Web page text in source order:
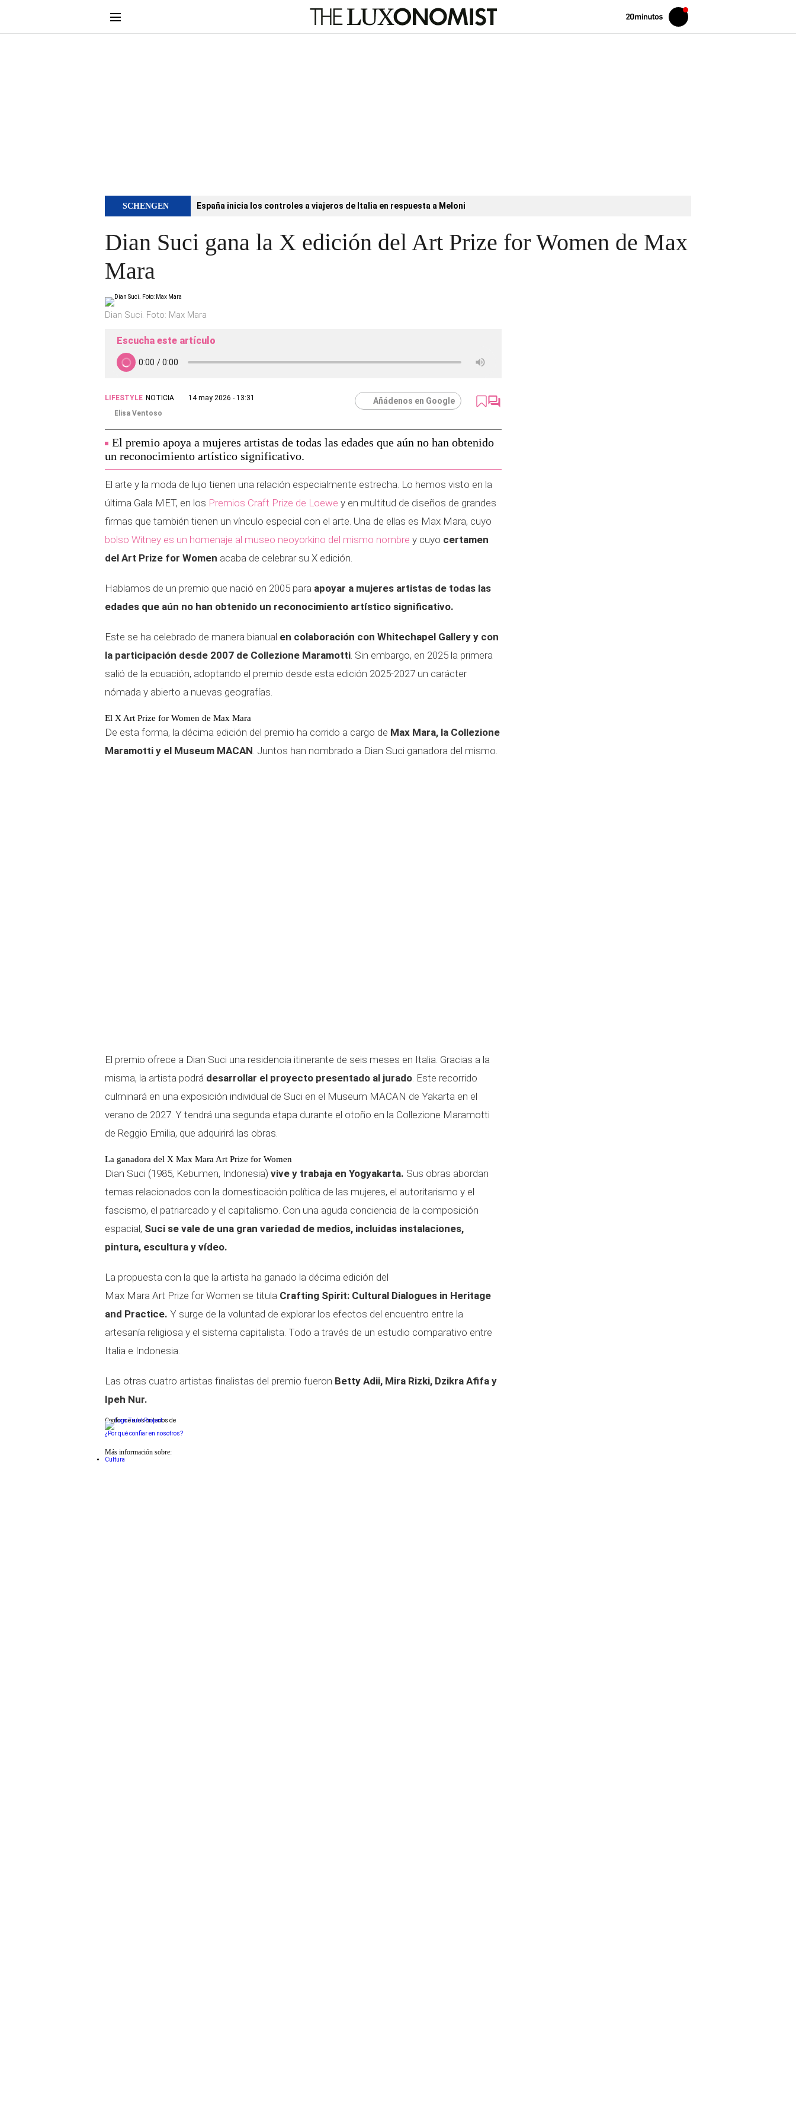
Volver
Iniciar
sesión
SCHENGEN España inicia los controles a viajeros de Italia en respuesta a Meloni
Dian Suci gana la X edición del Art Prize for Women de Max
Mara
Dian Suci. Foto: Max Mara
Escucha este artículo
LIFESTYLE NOTICIA
14 may 2026 - 13:31
Elisa Ventoso
Añádenos en Google
El premio apoya a mujeres artistas de todas las edades que aún no han obtenido
un reconocimiento artístico significativo.
El arte y la moda de lujo tienen una relación especialmente estrecha. Lo hemos visto en la
última Gala MET, en los Premios Craft Prize de Loewe y en multitud de diseños de grandes
firmas que también tienen un vínculo especial con el arte. Una de ellas es Max Mara, cuyo
bolso Witney es un homenaje al museo neoyorkino del mismo nombre y cuyo certamen
del Art Prize for Women acaba de celebrar su X edición.
Hablamos de un premio que nació en 2005 para apoyar a mujeres artistas de todas las
edades que aún no han obtenido un reconocimiento artístico significativo.
Este se ha celebrado de manera bianual en colaboración con Whitechapel Gallery y con
la participación desde 2007 de Collezione Maramotti. Sin embargo, en 2025 la primera
salió de la ecuación, adoptando el premio desde esta edición 2025-2027 un carácter
nómada y abierto a nuevas geografías.
El X Art Prize for Women de Max Mara
De esta forma, la décima edición del premio ha corrido a cargo de Max Mara, la Collezione
Maramotti y el Museum MACAN. Juntos han nombrado a Dian Suci ganadora del mismo.
El premio ofrece a Dian Suci una residencia itinerante de seis meses en Italia. Gracias a la
misma, la artista podrá desarrollar el proyecto presentado al jurado. Este recorrido
culminará en una exposición individual de Suci en el Museum MACAN de Yakarta en el
verano de 2027. Y tendrá una segunda etapa durante el otoño en la Collezione Maramotti
de Reggio Emilia, que adquirirá las obras.
La ganadora del X Max Mara Art Prize for Women
Dian Suci (1985, Kebumen, Indonesia) vive y trabaja en Yogyakarta. Sus obras abordan
temas relacionados con la domesticación política de las mujeres, el autoritarismo y el
fascismo, el patriarcado y el capitalismo. Con una aguda conciencia de la composición
espacial, Suci se vale de una gran variedad de medios, incluidas instalaciones,
pintura, escultura y vídeo.
La propuesta con la que la artista ha ganado la décima edición del
Max Mara Art Prize for Women se titula Crafting Spirit: Cultural Dialogues in Heritage
and Practice. Y surge de la voluntad de explorar los efectos del encuentro entre la
artesanía religiosa y el sistema capitalista. Todo a través de un estudio comparativo entre
Italia e Indonesia.
Las otras cuatro artistas finalistas del premio fueron Betty Adii, Mira Rizki, Dzikra Afifa y
Ipeh Nur.
Conforme a los criterios de
¿Por qué confiar en nosotros?
Más información sobre:
Cultura